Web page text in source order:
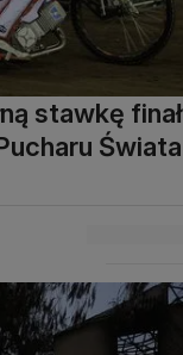
stawkę